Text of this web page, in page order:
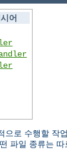
어
으로 수행할 작
파일 종류는